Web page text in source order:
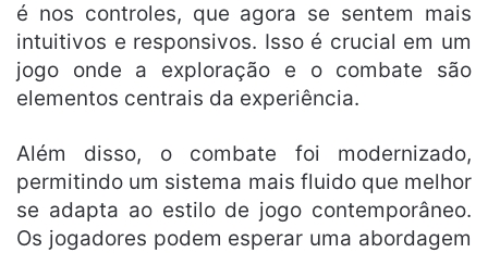
é nos controles, que agora se sentem mais
intuitivos e responsivos. Isso é crucial em um
jogo onde a exploração e o combate são
elementos centrais da experiência.
Além disso, o combate foi modernizado,
permitindo um sistema mais fluido que melhor
se adapta ao estilo de jogo contemporâneo.
Os jogadores podem esperar uma abordagem